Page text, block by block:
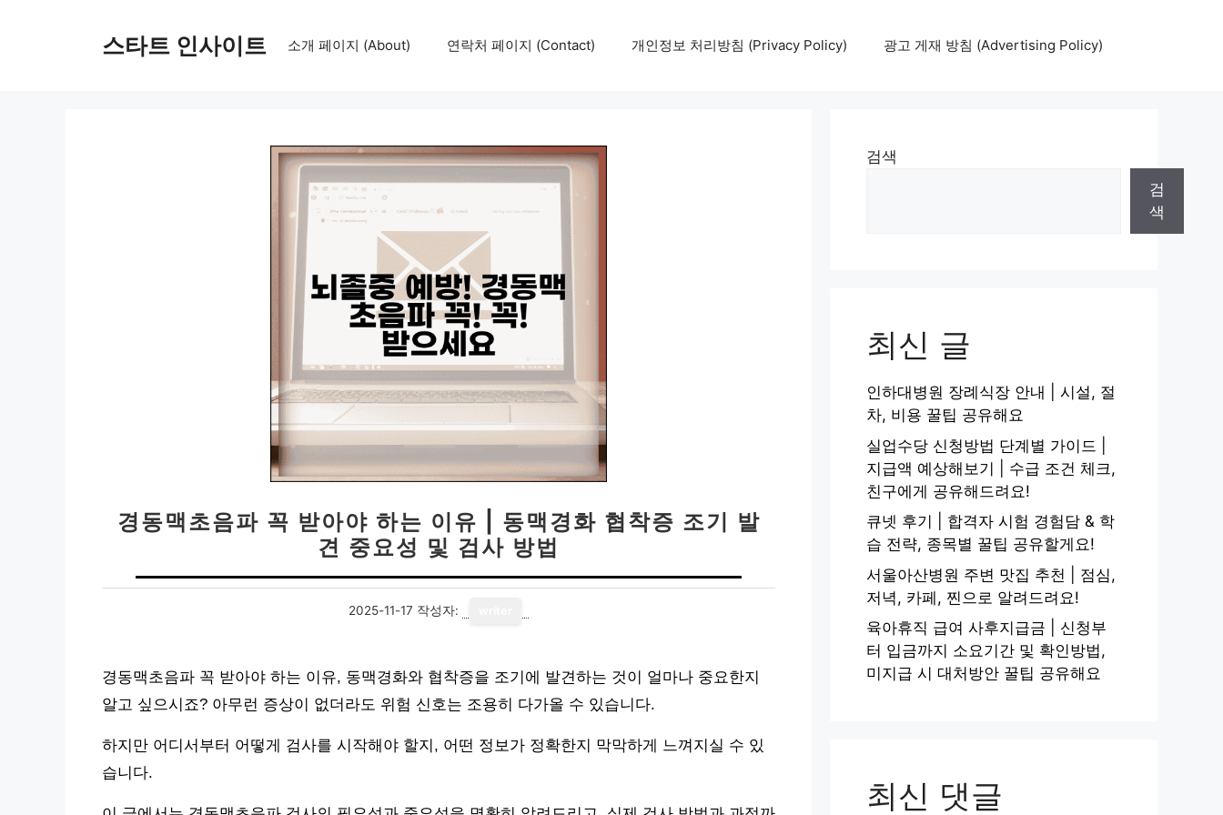
스타트 인사이트 소개 페이지 (About) 연락처 페이지 (Contact) 개인정보 처리방침 (Privacy Policy) 광고 게재 방침 (Advertising Policy)
경동맥초음파 꼭 받아야 하는 이유 | 동맥경화 협착증 조기 발
견 중요성 및 검사 방법
2025-11-17 작성자:
경동맥초음파 꼭 받아야 하는 이유, 동맥경화와 협착증을 조기에 발견하는 것이 얼마나 중요한지
알고 싶으시죠? 아무런 증상이 없더라도 위험 신호는 조용히 다가올 수 있습니다.
하지만 어디서부터 어떻게 검사를 시작해야 할지, 어떤 정보가 정확한지 막막하게 느껴지실 수 있
습니다.
검색
검
색
최신 글
인하대병원 장례식장 안내 | 시설, 절
차, 비용 꿀팁 공유해요
실업수당 신청방법 단계별 가이드 |
지급액 예상해보기 | 수급 조건 체크,
친구에게 공유해드려요!
큐넷 후기 | 합격자 시험 경험담 & 학
습 전략, 종목별 꿀팁 공유할게요!
서울아산병원 주변 맛집 추천 | 점심,
저녁, 카페, 찐으로 알려드려요!
육아휴직 급여 사후지급금 | 신청부
터 입금까지 소요기간 및 확인방법,
미지급 시 대처방안 꿀팁 공유해요
최신 댓글